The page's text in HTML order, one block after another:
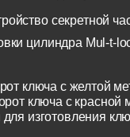
секретной
цилиндра Mul-t-
ключа с желтой
ключа с красной
изготовления